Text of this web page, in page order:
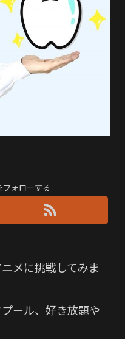
ォローする
メに挑戦してみま
ール、好き放題や